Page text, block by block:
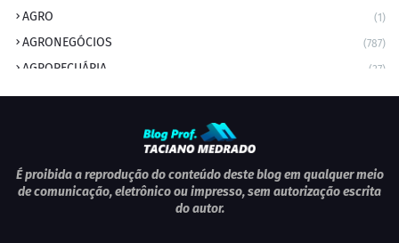
AGRO (1)
AGRONEGÓCIOS (787)
AGROPECUÁRIA (37)
AMBIENTE (9)
ANIVERSÁRIO DA CIDADE
ANIVERSÁRIOS (1)
APEXBRASIL (1)
É proibida a reprodução do conteúdo deste blog em qualquer meio
de comunicação, eletrônico ou impresso, sem autorização escrita
do autor.